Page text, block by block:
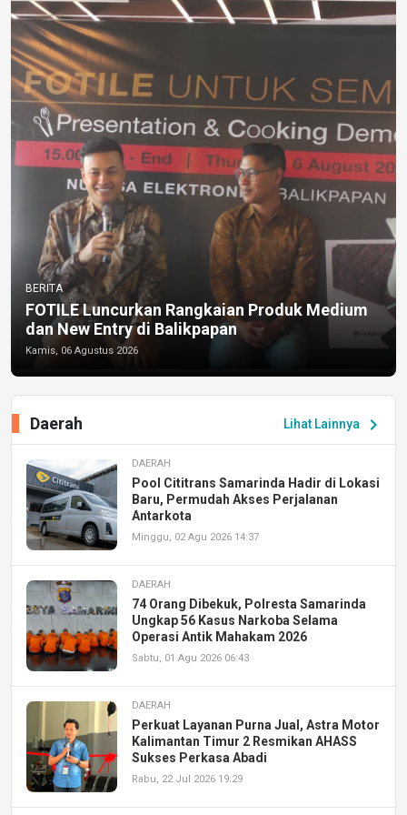
BERITA
FOTILE Luncurkan Rangkaian Produk Medium
dan New Entry di Balikpapan
Kamis, 06 Agustus 2026
Lihat Lainnya chevron_right
Daerah
DAERAH
Pool Cititrans Samarinda Hadir di Lokasi
Baru, Permudah Akses Perjalanan
Antarkota
Minggu, 02 Agu 2026 14:37
DAERAH
74 Orang Dibekuk, Polresta Samarinda
Ungkap 56 Kasus Narkoba Selama
Operasi Antik Mahakam 2026
Sabtu, 01 Agu 2026 06:43
DAERAH
Perkuat Layanan Purna Jual, Astra Motor
Kalimantan Timur 2 Resmikan AHASS
Sukses Perkasa Abadi
Rabu, 22 Jul 2026 19:29